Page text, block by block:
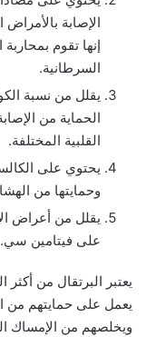
الإصابة
إنها تقوم
السرطانية.
يقلل من نسبة
الحماية من
القلبية المختلفة.
يحتوي على
وحمايتها من
يقلل من أعراض
على فيتامين سي.
يعتبر البرتقال من
يعمل على حمايتهم من
ويخلصهم من الإمساك